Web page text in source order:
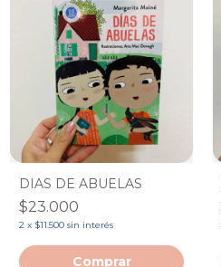
DIAS DE ABUELAS
$23.000
2 x $11.500 sin interés